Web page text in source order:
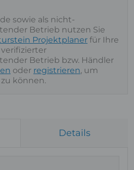
sowie als nicht-
Betrieb nutzen Sie
Projektplaner für Ihre
verifizierter
Betrieb bzw. Händler
oder registrieren, um
können.
Details